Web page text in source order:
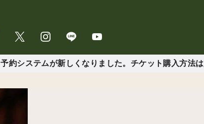
予約システムが新しくなりました。チケット購入方法は